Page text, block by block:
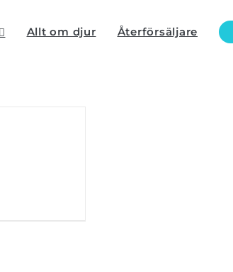
Allt om djur Återförsäljare